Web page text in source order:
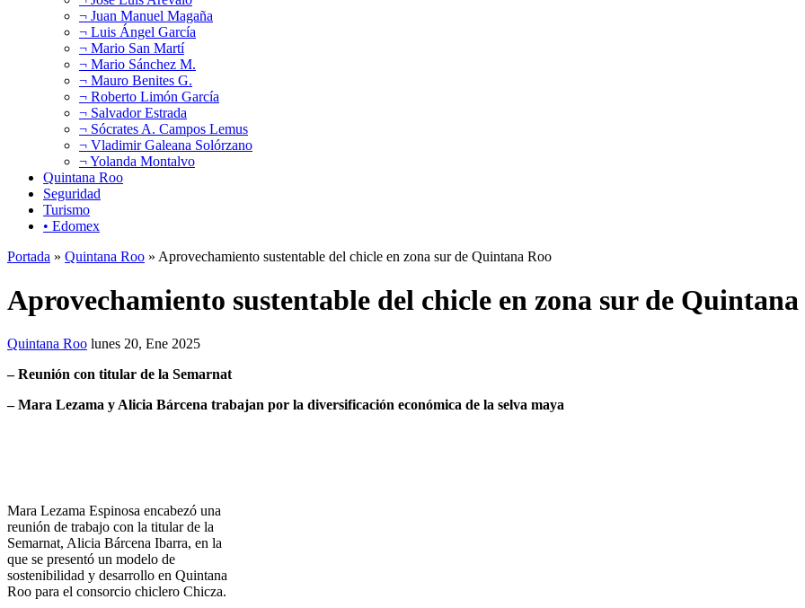
¬ Juan Manuel Magaña
¬ Luis Ángel García
¬ Mario San Martí
¬ Mario Sánchez M.
¬ Mauro Benites G.
¬ Roberto Limón García
¬ Salvador Estrada
¬ Sócrates A. Campos Lemus
¬ Vladimir Galeana Solórzano
¬ Yolanda Montalvo
Quintana Roo
Seguridad
Turismo
• Edomex
Portada » Quintana Roo » Aprovechamiento sustentable del chicle en zona sur de Quintana Roo
Aprovechamiento sustentable del chicle en zona sur de Quintana
Quintana Roo lunes 20, Ene 2025
–Reunión con titular de la Semarnat
– Mara Lezama y Alicia Bárcena trabajan por la diversificación económica de la selva maya
Mara Lezama Espinosa encabezó una
reunión de trabajo con la titular de la
Semarnat, Alicia Bárcena Ibarra, en la
que se presentó un modelo de
sostenibilidad y desarrollo en Quintana
Roo para el consorcio chiclero Chicza.